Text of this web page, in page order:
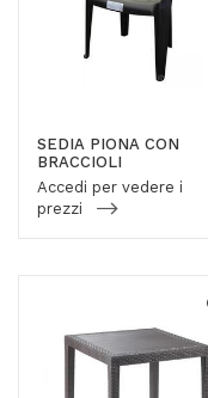
SEDIA PIONA CON
BRACCIOLI
Accedi per vedere i
prezzi